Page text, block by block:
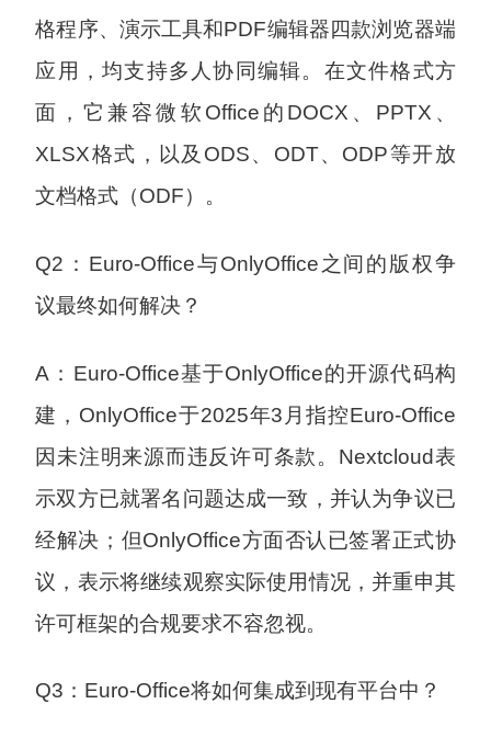
格程序、演示工具和PDF编辑器四款浏览器端
应用，均支持多人协同编辑。在文件格式方
面，它兼容微软Office的DOCX、PPTX、
XLSX格式，以及ODS、ODT、ODP等开放
文档格式（ODF）。
Q2：Euro-Office与OnlyOffice之间的版权争
议最终如何解决？
A：Euro-Office基于OnlyOffice的开源代码构
建，OnlyOffice于2025年3月指控Euro-Office
因未注明来源而违反许可条款。Nextcloud表
示双方已就署名问题达成一致，并认为争议已
经解决；但OnlyOffice方面否认已签署正式协
议，表示将继续观察实际使用情况，并重申其
许可框架的合规要求不容忽视。
Q3：Euro-Office将如何集成到现有平台中？